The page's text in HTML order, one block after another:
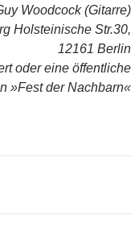
Woodcock (Gitarre)
Holsteinische Str.30,
12161 Berlin
oder eine öffentliche
»Fest der Nachbarn«